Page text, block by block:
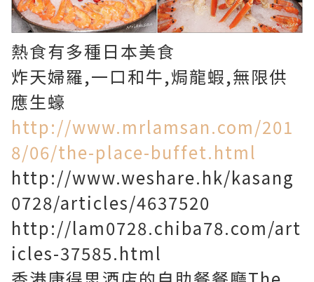
熱食有多種日本美食
炸天婦羅,一口和牛,焗龍蝦,無限供
應生蠔
http://www.mrlamsan.com/201
8/06/the-place-buffet.html
http://www.weshare.hk/kasang
0728/articles/4637520
http://lam0728.chiba78.com/art
icles-37585.html